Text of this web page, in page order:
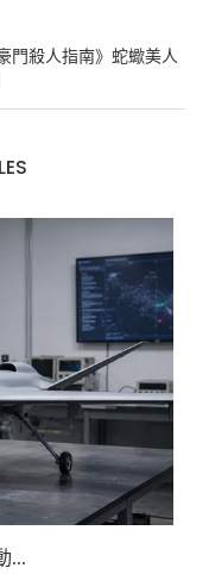
門殺人指南》蛇蠍美人
...